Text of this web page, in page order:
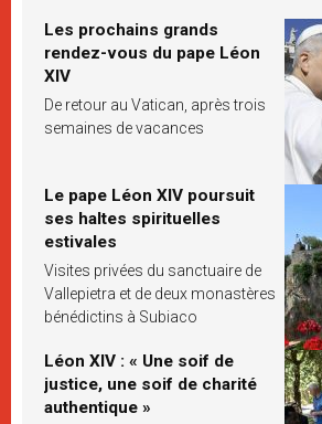
Les prochains grands
rendez-vous du pape Léon
XIV
De retour au Vatican, après trois
semaines de vacances
Le pape Léon XIV poursuit
ses haltes spirituelles
estivales
Visites privées du sanctuaire de
Vallepietra et de deux monastères
bénédictins à Subiaco
Léon XIV : « Une soif de
justice, une soif de charité
authentique »